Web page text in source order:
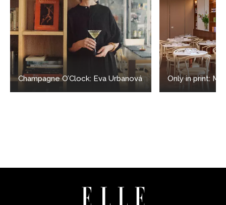
NEWSLETTER
ODESLAT
Vašimi údaji pracovat zejména k organizaci a
Chcete navíc dostávat i další zajímavé a exkluzivní
Champagne O’Clock: Eva Urbanová Only in print: